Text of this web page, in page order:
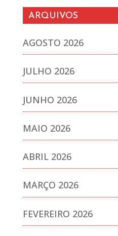
ARQUIVOS
AGOSTO 2026
JULHO 2026
JUNHO 2026
MAIO 2026
ABRIL 2026
MARÇO 2026
FEVEREIRO 2026